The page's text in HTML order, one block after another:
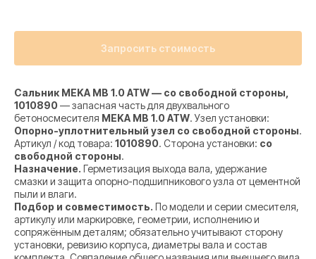
Запросить стоимость
Сальник MEKA MB 1.0 ATW — со свободной стороны,
1010890 — запасная часть для двухвального
бетоносмесителя MEKA MB 1.0 ATW. Узел установки:
Опорно-уплотнительный узел со свободной стороны.
Артикул / код товара: 1010890. Сторона установки: со
свободной стороны.
Назначение. Герметизация выхода вала, удержание
смазки и защита опорно-подшипникового узла от цементной
пыли и влаги.
Подбор и совместимость. По модели и серии смесителя,
артикулу или маркировке, геометрии, исполнению и
сопряжённым деталям; обязательно учитывают сторону
установки, ревизию корпуса, диаметры вала и состав